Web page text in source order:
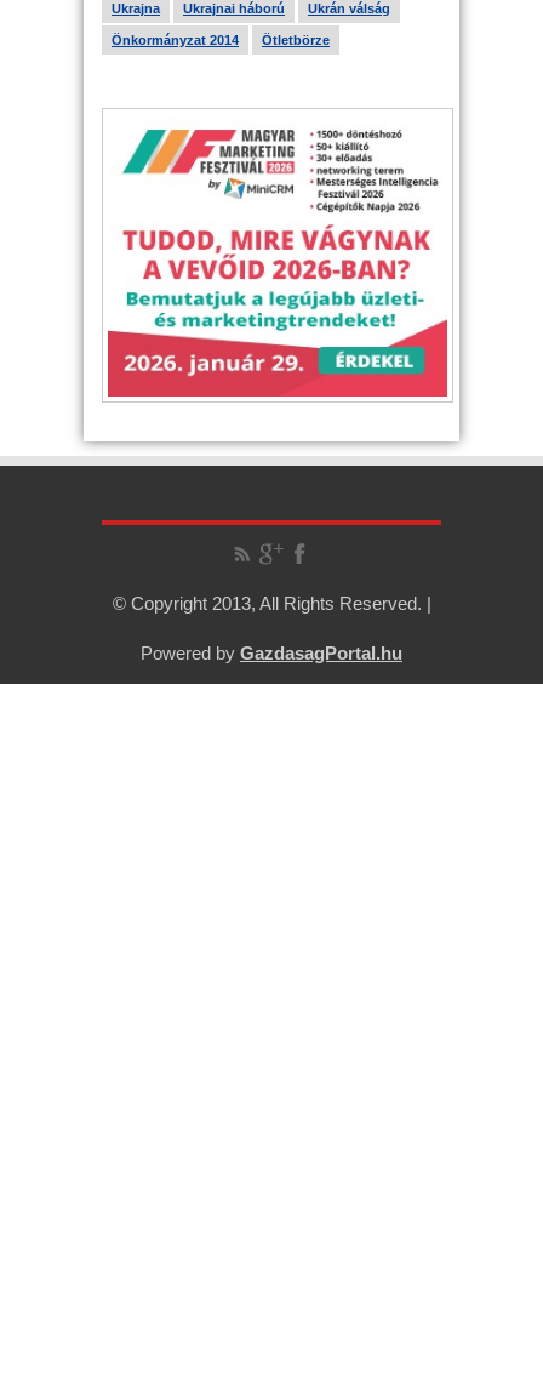
Ukrajna Ukrajnai háború Ukrán válság
Önkormányzat 2014 Ötletbörze
© Copyright 2013, All Rights Reserved. |
Powered by GazdasagPortal.hu